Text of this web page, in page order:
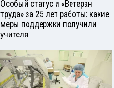
Особый статус и «Ветеран
труда» за 25 лет работы: какие
меры поддержки получили
учителя